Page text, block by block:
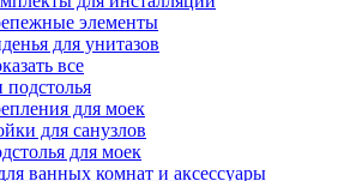
элементы
для унитазов
все
для моек
для санузлов
для моек
ванных комнат и аксессуары